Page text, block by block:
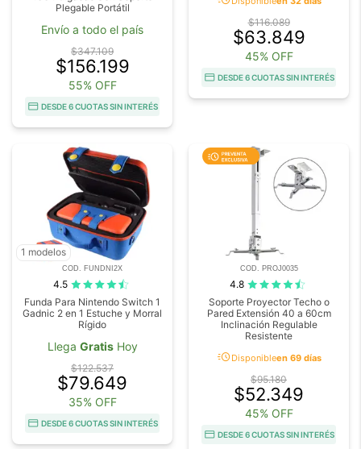
Plegable Portátil
Envío a todo el país
$347.109
$156.199
55% OFF
DESDE 6 CUOTAS SIN INTERÉS
$116.089
$63.849
45% OFF
DESDE 6 CUOTAS SIN INTERÉS
1 modelos
COD. FUNDNI2X
4.5
Funda Para Nintendo Switch 1
Gadnic 2 en 1 Estuche y Morral
Rígido
Llega GratisHoy
$122.537
$79.649
35% OFF
DESDE 6 CUOTAS SIN INTERÉS
COD. PROJ0035
4.8
Soporte Proyector Techo o
Pared Extensión 40 a 60cm
Inclinación Regulable
Resistente
acuteDisponibleen 69 días
$95.180
$52.349
45% OFF
DESDE 6 CUOTAS SIN INTERÉS